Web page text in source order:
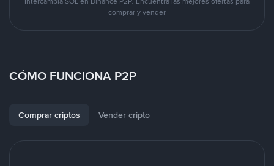
comprar y vender
CÓMO FUNCIONA P2P
Comprar criptos Vender cripto